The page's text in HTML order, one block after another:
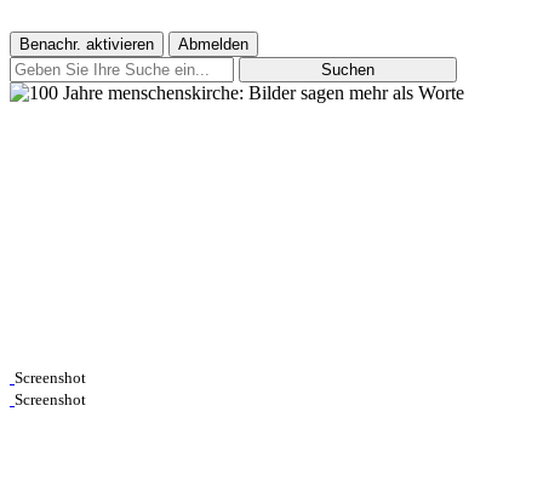
Benachr. aktivieren
Abmelden
Suchen
Screenshot
Screenshot